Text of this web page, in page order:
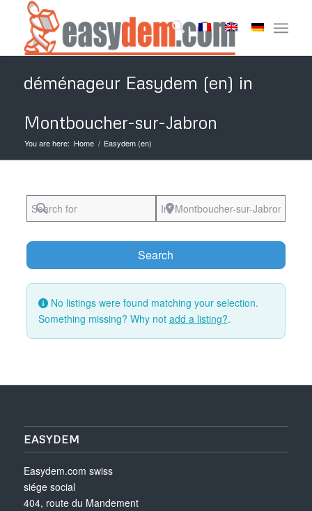
déménageur Easydem (en) in
Montboucher-sur-Jabron
You are here: Home / Easydem (en)
Search for Near
Search
No listings were found matching your selection.
Something missing? Why not add a listing?.
EASYDEM
Easydem.com swiss
siége social
404, route du Mandement